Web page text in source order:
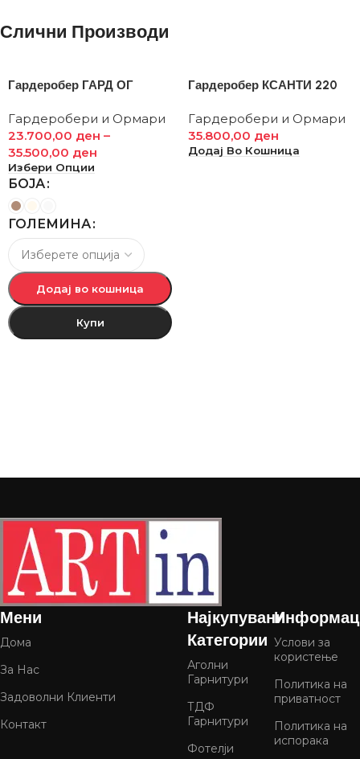
Слични Производи
Гардеробер ГАРД ОГ
Гардеробери и Ормари
23.700,00 ден –
35.500,00 ден
Избери Опции
БОЈА
ГОЛЕМИНА
Додај во кошница
Купи
Гардеробер КСАНТИ 220
Гардеробери и Ормари
35.800,00 ден
Додај Во Кошница
Мени
Дома
За Нас
Задоволни Клиенти
Контакт
Најкупувани
Категории
Аголни
Гарнитури
ТДФ
Гарнитури
Фотелји
Услови за
користење
Политика на
приватност
Политика на
испорака